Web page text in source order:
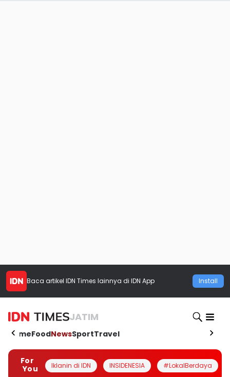
Baca artikel IDN Times lainnya di IDN App Install
JATIM
HomeFoodNewsSportTravel
For
You
Iklanin di IDN INSIDENESIA #LokalBerdaya